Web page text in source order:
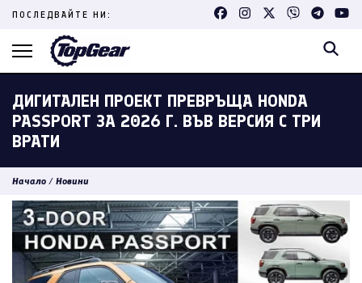
Skip
content
ПОСЛЕДВАЙТЕ НИ:
ДИГИТАЛЕН ПРОЕКТ ПРЕВРЪЩА HONDA
PASSPORT ЗА 2026 Г. ВЪВ ВЕРСИЯ С ТРИ
ВРАТИ
Начало / Новини